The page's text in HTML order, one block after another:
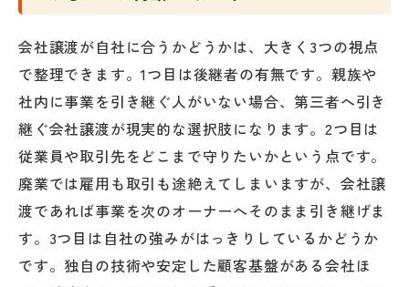
会社譲渡が自社に合うかどうかは、大きく3つの視点
で整理できます。1つ目は後継者の有無です。親族や
社内に事業を引き継ぐ人がいない場合、第三者へ引き
継ぐ会社譲渡が現実的な選択肢になります。2つ目は
従業員や取引先をどこまで守りたいかという点です。
廃業では雇用も取引も途絶えてしまいますが、会社譲
渡であれば事業を次のオーナーへそのまま引き継げま
す。3つ目は自社の強みがはっきりしているかどうか
です。独自の技術や安定した顧客基盤がある会社ほ